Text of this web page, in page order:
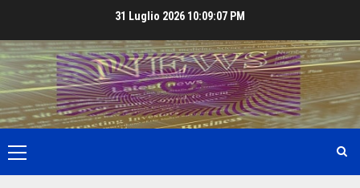
content
31 Luglio 2026 10:09:09 PM
Primary
Menu